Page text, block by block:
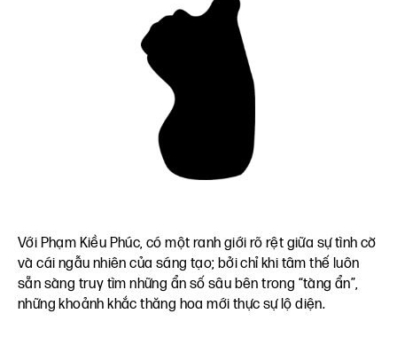
Với Phạm Kiều Phúc, có một ranh giới rõ rệt giữa sự tình cờ
và cái ngẫu nhiên của sáng tạo; bởi chỉ khi tâm thế luôn
sẵn sàng truy tìm những ẩn số sâu bên trong “tàng ẩn”,
những khoảnh khắc thăng hoa mới thực sự lộ diện.